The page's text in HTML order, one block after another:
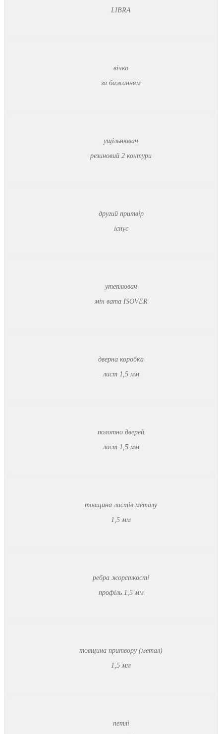
LIBRA
вічко
за бажанням
ущільнювач
резиновий 2 контури
другий притвір
існує
утеплювач
мін вата ISOVER
дверна коробка
лист 1,5 мм
полотно дверей
лист 1,5 мм
товщина листів металу
1,5 мм
ребра жорсткості
профіль 1,5 мм
товщина притвору (метал)
1,5 мм
петлі